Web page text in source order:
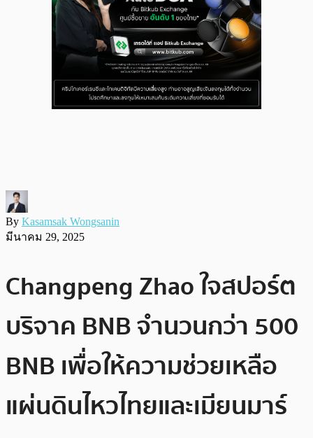
By Kasamsak Wongsanin
มีนาคม 29, 2025
Changpeng Zhao ใจสปอร์ต
บริจาค BNB จำนวนกว่า 500
BNB เพื่อให้ความช่วยเหลือ
แผ่นดินไหวไทยและเมียนมาร์